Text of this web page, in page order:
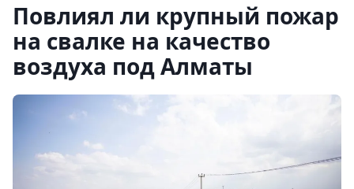
Повлиял ли крупный пожар
на свалке на качество
воздуха под Алматы